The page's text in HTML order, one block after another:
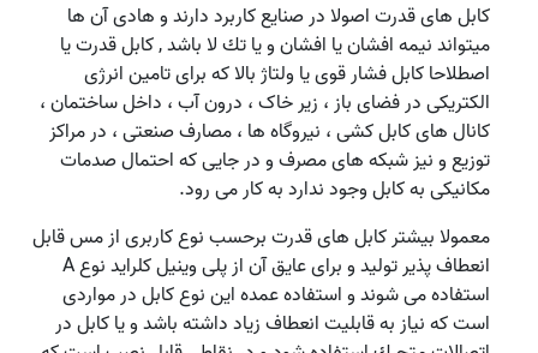
کابل های قدرت اصولا در صنایع کاربرد دارند و هادی آن ها
میتواند نيمه افشان يا افشان و يا تك لا باشد , کابل قدرت یا
اصطلاحا کابل فشار قوی یا ولتاژ بالا که برای تامین انرژی
الکتریکی در فضای باز ، زیر خاک ، درون آب ، داخل ساختمان ،
کانال های کابل کشی ، نیروگاه ها ، مصارف صنعتی ، در مراکز
توزیع و نیز شبکه های مصرف و در جایی که احتمال صدمات
مکانیکی به کابل وجود ندارد به کار می رود.
معمولا بیشتر کابل های قدرت برحسب نوع کاربری از مس قابل
انعطاف پذیر تولید و برای عایق آن از پلی وینیل کلراید نوع A
استفاده می شوند و استفاده عمده این نوع کابل در مواردی
است که نیاز به قابلیت انعطاف زیاد داشته باشد و یا کابل در